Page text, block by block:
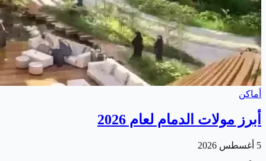
أماكن
أبرز مولات الدمام لعام 2026
5 أغسطس 2026